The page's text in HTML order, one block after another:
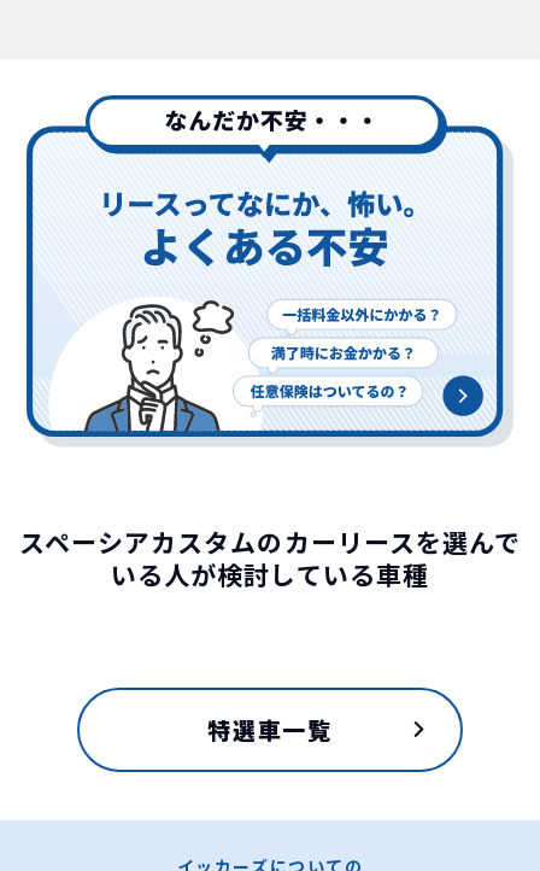
スペーシアカスタムのカーリースを選んで
いる人が検討している車種
特選車一覧
イッカーズについての